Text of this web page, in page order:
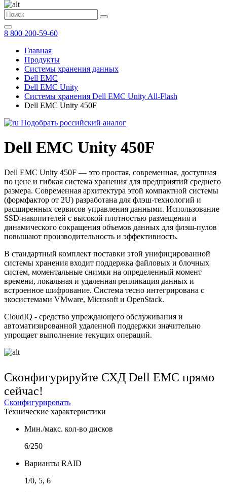
8 800 200-59-60
Главная
Продукты
Системы хранения данных
Dell EMC
Dell EMC Unity
Системы хранения Dell EMC Unity All-Flash
Dell EMC Unity 450F
Подобрать российский аналог
Dell EMC Unity 450F
Dell EMC Unity 450F — это простая, современная, доступная
по цене и гибкая система хранения для предприятий среднего
размера. Современная архитектура этой компактной системы
(формфактор от 2U) разработана для флэш-технологий и
расширенных сервисов управления данными. Использование
SSD-накопителей с высокой плотностью размещения и
динамического сокращения объемов данных для флэш-пулов
повышают производительность и эффективность.
В стандартный комплект поставки этой унифицированной
системы хранения входит поддержка файловых и блочных
систем, моментальные снимки на определенный момент
времени, локальная и удаленная репликация данных и
встроенное шифрование. Система тесно интегрирована с
экосистемами VMware, Microsoft и OpenStack.
CloudIQ - средство упреждающего обслуживания и
автоматизированной удаленной поддержки значительно
упрощает выполнение текущих операций.
Сконфигурируйте СХД Dell EMC прямо
сейчас!
Сконфигурировать
Технические характеристики
Мин./макс. кол-во дисков
6/250
Варианты RAID
1/0, 5, 6